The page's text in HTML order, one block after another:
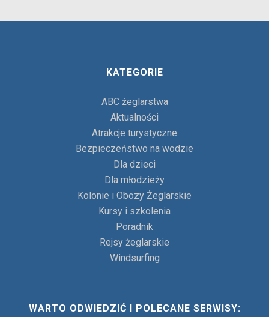
KATEGORIE
ABC żeglarstwa
Aktualności
Atrakcje turystyczne
Bezpieczeństwo na wodzie
Dla dzieci
Dla młodzieży
Kolonie i Obozy Żeglarskie
Kursy i szkolenia
Poradnik
Rejsy żeglarskie
Windsurfing
WARTO ODWIEDZIĆ I POLECANE SERWISY: